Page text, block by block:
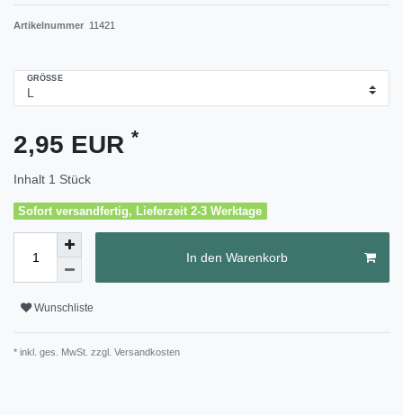
Artikelnummer 11421
GRÖSSE
2,95 EUR *
Inhalt 1 Stück
Sofort versandfertig, Lieferzeit 2-3 Werktage
In den Warenkorb
Wunschliste
* inkl. ges. MwSt. zzgl. Versandkosten